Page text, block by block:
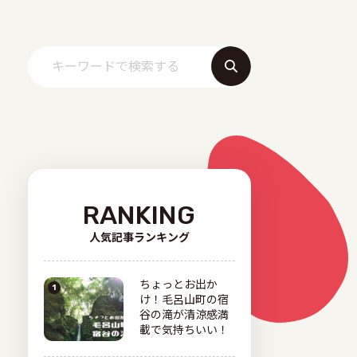
RANKING
人気記事ランキング
ちょっとお出か
け！毛呂山町の宿
谷の滝が清涼感満
載で気持ちいい！